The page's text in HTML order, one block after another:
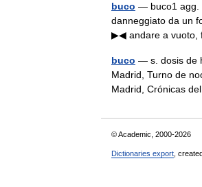
buco — buco1 agg.
danneggiato da un
▶◀ andare a
buco — s. dosis de
Madrid, Turno de
Madrid, Crónicas
© Academic, 2000-2026
Dictionaries export ,